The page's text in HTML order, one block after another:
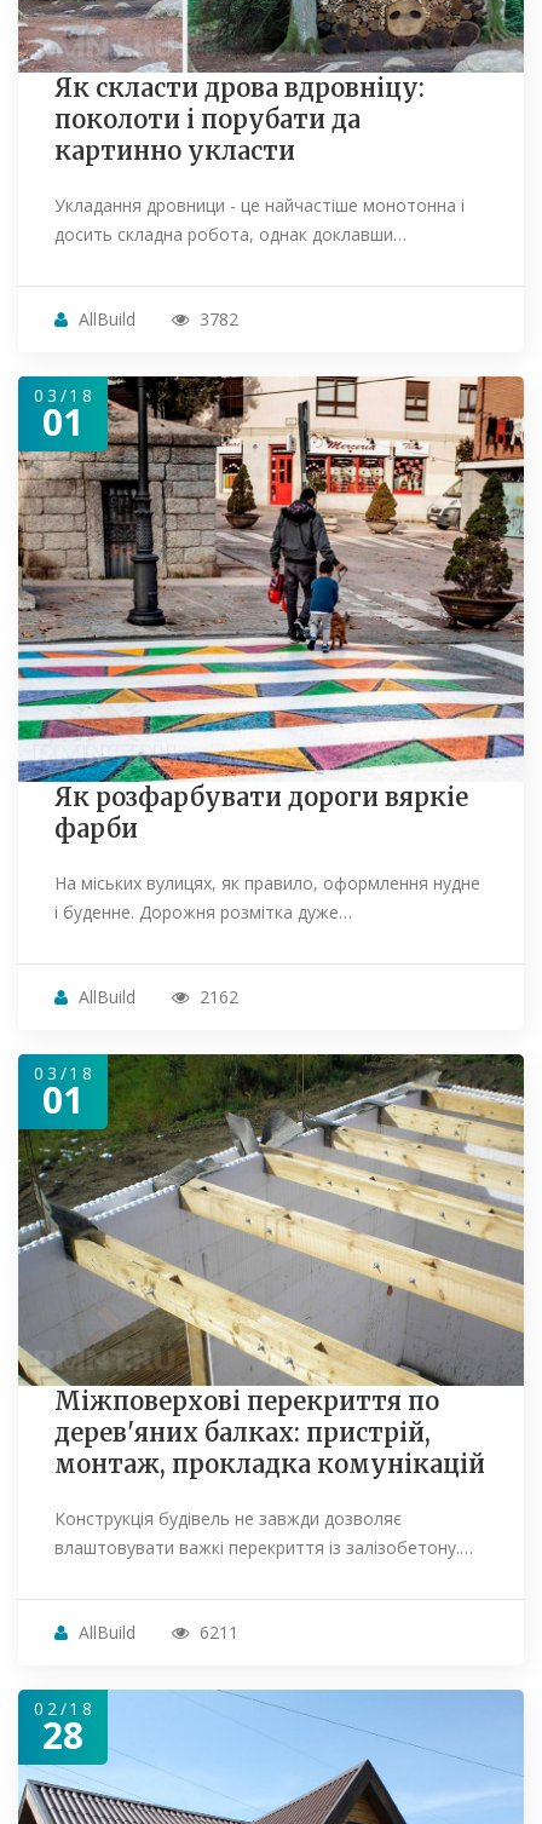
Як скласти дрова вдровніцу:
поколоти і порубати да
картинно укласти
Укладання дровници - це найчастіше монотонна і
досить складна робота, однак доклавши…
AllBuild 3782
03/18
01
Як розфарбувати дороги вяркіе
фарби
На міських вулицях, як правило, оформлення нудне
і буденне. Дорожня розмітка дуже…
AllBuild 2162
03/18
01
Міжповерхові перекриття по
дерев'яних балках: пристрій,
монтаж, прокладка комунікацій
Конструкція будівель не завжди дозволяє
влаштовувати важкі перекриття із залізобетону.…
AllBuild 6211
02/18
28